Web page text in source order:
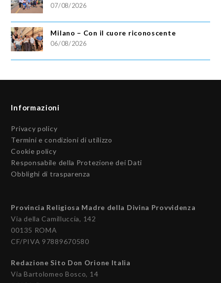
07/08/2026
Milano – Con il cuore riconoscente
06/08/2026
Informazioni
Privacy policy
Termini e condizioni di utilizzo
Cookie policy
Responsabile della Protezione dei Dati
Obblighi di trasparenza
Provincia Religiosa Madre della Divina Provvidenza
Via della Camilluccia, 142
00135 ROMA
CF/PIVA 97889670580
Redazione Sito Don Orione Italia
Via Bartolomeo Bosco, 14